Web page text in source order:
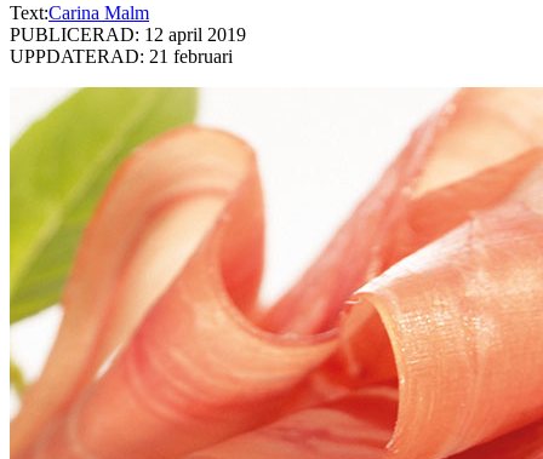
Text:Carina Malm
PUBLICERAD: 12 april 2019
UPPDATERAD: 21 februari